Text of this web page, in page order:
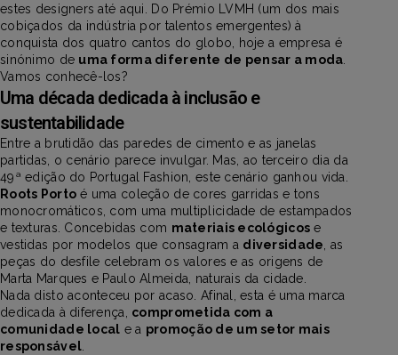
estes designers até aqui. Do Prémio LVMH (um dos mais
cobiçados da indústria por talentos emergentes) à
conquista dos quatro cantos do globo, hoje a empresa é
sinónimo de uma forma diferente de pensar a moda
Vamos conhecê-los?
Uma década dedicada à inclusão e
sustentabilidade
Entre a brutidão das paredes de cimento e as janelas
partidas, o cenário parece invulgar. Mas, ao terceiro dia da
49ª edição do Portugal Fashion, este cenário ganhou vida.
Roots Porto é uma coleção de cores garridas e tons
monocromáticos, com uma multiplicidade de estampados
e texturas. Concebidas com materiais ecológicos e
vestidas por modelos que consagram a diversidade , as
peças do desfile celebram os valores e as origens de
Marta Marques e Paulo Almeida, naturais da cidade.
Nada disto aconteceu por acaso. Afinal, esta é uma marca
dedicada à diferença, comprometida com a
comunidade local e a promoção de um setor mais
responsável